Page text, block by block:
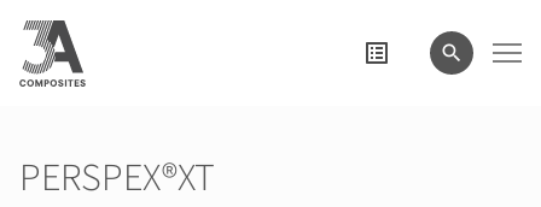
el
término
de
PERSPEX®XT